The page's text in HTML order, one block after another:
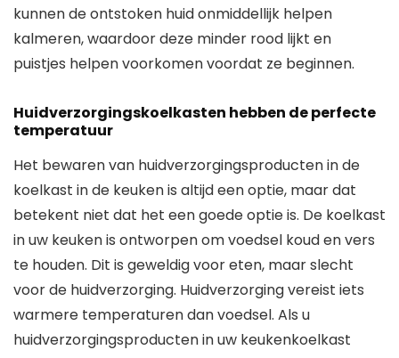
kunnen de ontstoken huid onmiddellijk helpen
kalmeren, waardoor deze minder rood lijkt en
puistjes helpen voorkomen voordat ze beginnen.
Huidverzorgingskoelkasten hebben de perfecte
temperatuur
Het bewaren van huidverzorgingsproducten in de
koelkast in de keuken is altijd een optie, maar dat
betekent niet dat het een goede optie is. De koelkast
in uw keuken is ontworpen om voedsel koud en vers
te houden. Dit is geweldig voor eten, maar slecht
voor de huidverzorging. Huidverzorging vereist iets
warmere temperaturen dan voedsel. Als u
huidverzorgingsproducten in uw keukenkoelkast